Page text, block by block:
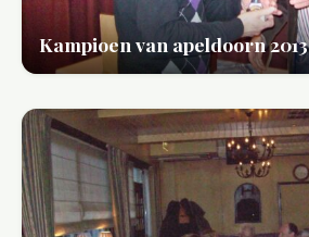
Kampioen van apeldoorn 2013